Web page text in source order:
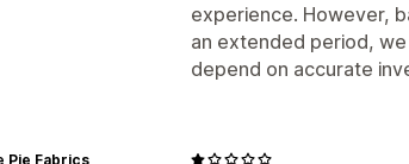
experience. However,
an extended period,
depend on accurate
Pie Fabrics